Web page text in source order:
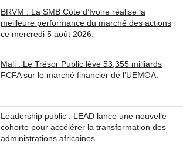
BRVM : La SMB Côte d’Ivoire réalise la
meilleure performance du marché des actions
ce mercredi 5 août 2026.
Mali : Le Trésor Public lève 53,355 milliards
FCFA sur le marché financier de l’UEMOA.
Leadership public : LEAD lance une nouvelle
cohorte pour accélérer la transformation des
administrations africaines